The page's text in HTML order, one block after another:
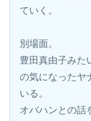
ていく。
別場面。
豊田真由子みた
の気になったヤ
いる。
オバハンとの話